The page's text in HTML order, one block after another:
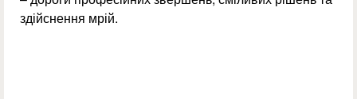
здійснення мрій.